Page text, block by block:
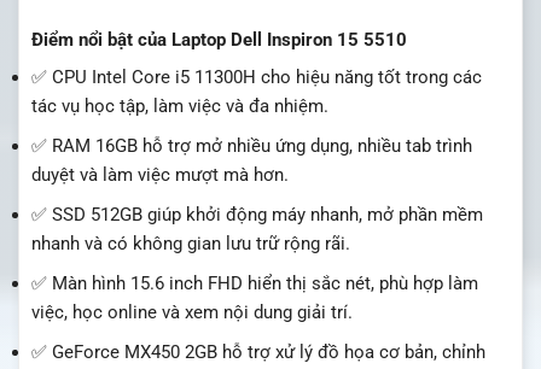
Điểm nổi bật của Laptop Dell Inspiron 15 5510
✅ CPU Intel Core i5 11300H cho hiệu năng tốt trong các
tác vụ học tập, làm việc và đa nhiệm.
✅ RAM 16GB hỗ trợ mở nhiều ứng dụng, nhiều tab trình
duyệt và làm việc mượt mà hơn.
✅ SSD 512GB giúp khởi động máy nhanh, mở phần mềm
nhanh và có không gian lưu trữ rộng rãi.
✅ Màn hình 15.6 inch FHD hiển thị sắc nét, phù hợp làm
việc, học online và xem nội dung giải trí.
✅ GeForce MX450 2GB hỗ trợ xử lý đồ họa cơ bản, chỉnh